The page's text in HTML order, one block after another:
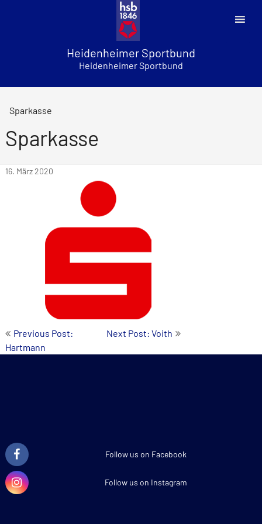
Heidenheimer Sportbund
Heidenheimer Sportbund
Sparkasse
Sparkasse
16. März 2020
Beitrags-
Navigation
Previous Post:
Hartmann
Next Post: Voith
Follow us on Facebook
Follow us on Instagram